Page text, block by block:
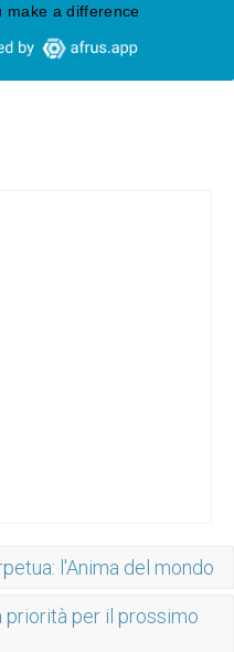
l'Anima del mondo
priorità per il prossimo